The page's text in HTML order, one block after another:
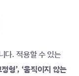
다. 적용할 수 있는
형’, ‘움직이지 않는